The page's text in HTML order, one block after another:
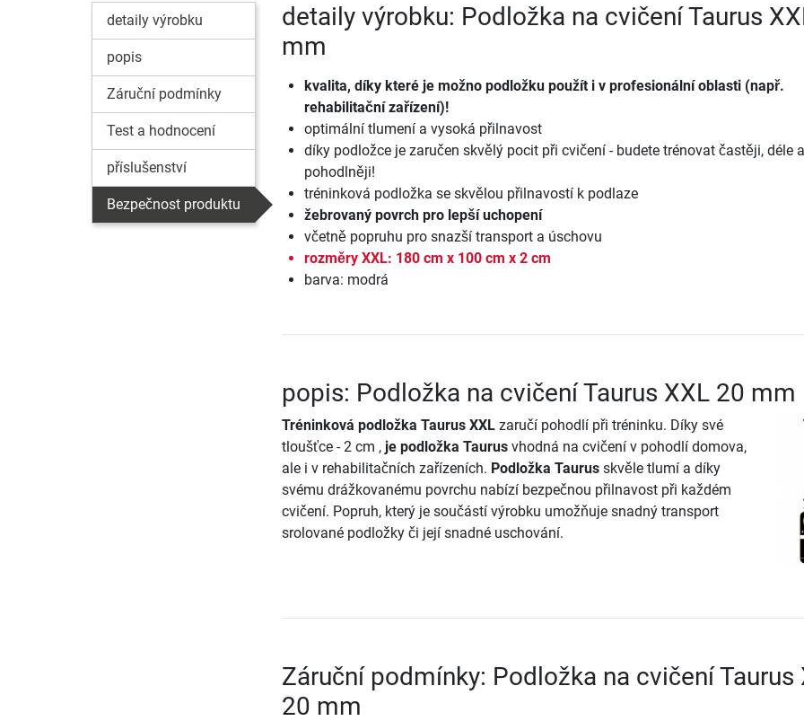
detaily výrobku
popis
Záruční podmínky
Test a hodnocení
příslušenství
Bezpečnost produktu
detaily výrobku: Podložka na cvičení Taurus
mm
kvalita, díky které je možno podložku použít i v profesionální oblasti (např.
rehabilitační zařízení)!
optimální tlumení a vysoká přilnavost
díky podložce je zaručen skvělý pocit při cvičení - budete trénovat častěji, déle a
pohodlněji!
tréninková podložka se skvělou přilnavostí k podlaze
žebrovaný povrch pro lepší uchopení
včetně popruhu pro snazší transport a úschovu
rozměry XXL: 180 cm x 100 cm x 2 cm
barva: modrá
popis: Podložka na cvičení Taurus XXL 20 mm
Tréninková podložka Taurus XXLzaručí pohodlí při tréninku. Díky své
tloušťce - 2 cm , je podložka Taurusvhodná na cvičení v pohodlí domova,
ale i v rehabilitačních zařízeních. Podložka Taurusskvěle tlumí a díky
svému drážkovanému povrchu nabízí bezpečnou přilnavost při každém
cvičení. Popruh, který je součástí výrobku umožňuje snadný transport
srolované podložky či její snadné uschování.
Záruční podmínky: Podložka na cvičení Taurus
20 mm